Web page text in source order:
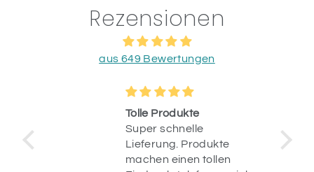
Rezensionen
aus 649 Bewertungen
Tolle Produkte
Super schnelle
Lieferung. Produkte
machen einen tollen